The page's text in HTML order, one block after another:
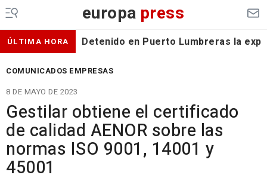
europa press
ÚLTIMA HORA Detenido en Puerto Lumbreras la
COMUNICADOS EMPRESAS
8 DE MAYO DE 2023
Gestilar obtiene el certificado
de calidad AENOR sobre las
normas ISO 9001, 14001 y
45001